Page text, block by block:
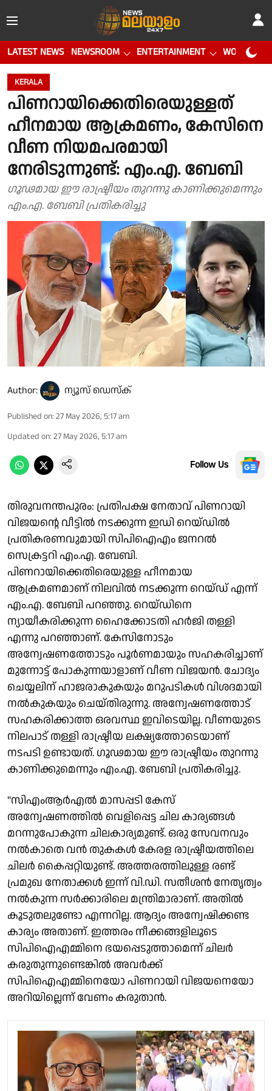
LATEST NEWS NEWSROOM ENTERTAINMENT WORLD CUP
KERALA
പിണറായിക്കെതിരെയുള്ളത്
ഹീനമായ ആക്രമണം, കേസിനെ
വീണ നിയമപരമായി
നേരിടുന്നുണ്ട്: എം.എ. ബേബി
ഗൂഢമായ ഈ രാഷ്ട്രീയം തുറന്നു കാണിക്കുമെന്നും
എം.എ. ബേബി പ്രതികരിച്ചു
Author: ന്യൂസ് ഡെസ്ക്
Published on: 27 May 2026, 5:17 am
Updated on: 27 May 2026, 5:17 am
Follow Us
തിരുവനന്തപുരം: പ്രതിപക്ഷ നേതാവ് പിണറായി
വിജയൻ്റെ വീട്ടിൽ നടക്കുന്ന ഇഡി റെയ്ഡിൽ
പ്രതികരണവുമായി സിപിഐഎം ജനറൽ
സെക്രട്ടറി എം.എ. ബേബി.
പിണറായിക്കെതിരെയുള്ള ഹീനമായ
ആക്രമണമാണ് നിലവിൽ നടക്കുന്ന റെയ്ഡ് എന്ന്
എം.എ. ബേബി പറഞ്ഞു. റെയ്ഡിനെ
ന്യായീകരിക്കുന്ന ഹൈക്കോടതി ഹർജി തള്ളി
എന്നു പറഞ്ഞാണ്. കേസിനോടും
അന്വേഷണത്തോടും പൂർണമായും സഹകരിച്ചാണ്
മുന്നോട്ട് പോകുന്നയാളാണ് വീണ വിജയൻ. ചോദ്യം
ചെയ്യലിന് ഹാജരാകുകയും മറുപടികൾ വിശദമായി
നൽകുകയും ചെയ്തിരുന്നു. അന്വേഷണത്തോട്
സഹകരിക്കാത്ത ഒരവസ്ഥ ഇവിടെയില്ല. വീണയുടെ
നിലപാട് തള്ളി രാഷ്ട്രീയ ലക്ഷ്യത്തോടെയാണ്
നടപടി ഉണ്ടായത്. ഗൂഢമായ ഈ രാഷ്ട്രീയം തുറന്നു
കാണിക്കുമെന്നും എം.എ. ബേബി പ്രതികരിച്ചു.
"സിഎംആർഎൽ മാസപ്പടി കേസ്
അന്വേഷണത്തിൽ വെളിപ്പെട്ട ചില കാര്യങ്ങൾ
മറന്നുപോകുന്ന ചിലകാര്യമുണ്ട്. ഒരു സേവനവും
നൽകാതെ വൻ തുകകൾ കേരള രാഷ്ട്രീയത്തിലെ
ചിലർ കൈപ്പറ്റിയുണ്ട്. അത്തരത്തിലുള്ള രണ്ട്
പ്രമുഖ നേതാക്കൾ ഇന്ന് വി.ഡി. സതീശൻ നേതൃത്വം
നൽകുന്ന സർക്കാരിലെ മന്ത്രിമാരാണ്. അതിൽ
കൂടുതലുണ്ടോ എന്നറില്ല. ആദ്യം അന്വേഷിക്കണ്ട
കാര്യം അതാണ്. ഇത്തരം നീക്കങ്ങളിലൂടെ
സിപിഐഎമ്മിനെ ഭയപ്പെടുത്താമെന്ന് ചിലർ
കരുതുന്നുണ്ടെങ്കിൽ അവർക്ക്
സിപിഐഎമ്മിനെയോ പിണറായി വിജയനെയോ
അറിയില്ലെന്ന് വേണം കരുതാൻ.